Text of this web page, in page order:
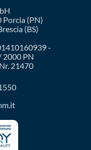
Porcia (PN)
(BS)
-
2000 PN
21470